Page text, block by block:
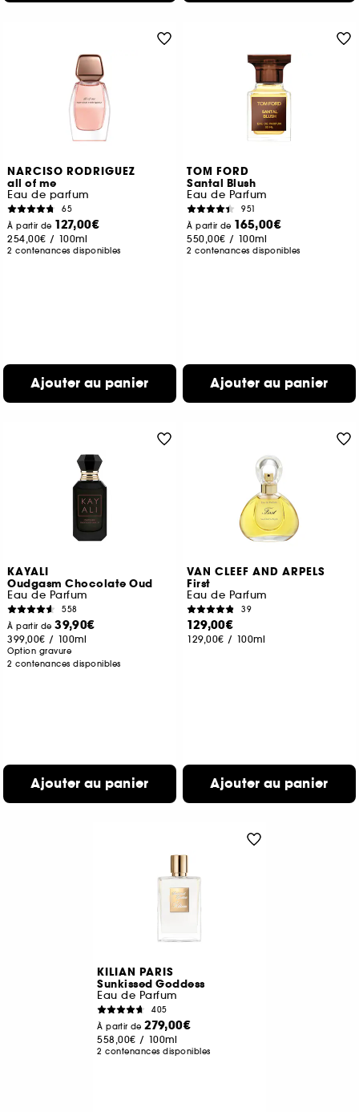
NARCISO RODRIGUEZ
all of me
Eau de parfum
65
À partir de 127,00€
254,00€ / 100ml
2 contenances disponibles
Ajouter au panier
TOM FORD
Santal Blush
Eau de Parfum
951
À partir de 165,00€
550,00€ / 100ml
2 contenances disponibles
Ajouter au panier
KAYALI
Oudgasm Chocolate Oud
Eau de Parfum
558
À partir de39,90€
399,00€ / 100ml
Option gravure
2 contenances disponibles
Ajouter au panier
VAN CLEEF AND ARPELS
First
Eau de Parfum
39
129,00€
129,00€ / 100ml
Ajouter au panier
KILIAN PARIS
Sunkissed Goddess
Eau de Parfum
405
À partir de279,00€
558,00€ / 100ml
2 contenances disponibles